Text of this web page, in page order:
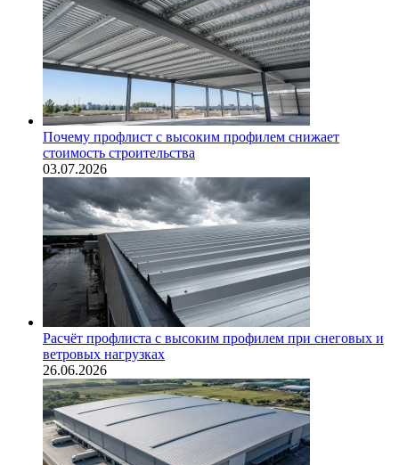
Почему профлист с высоким профилем снижает
стоимость строительства
03.07.2026
Расчёт профлиста с высоким профилем при снеговых и
ветровых нагрузках
26.06.2026